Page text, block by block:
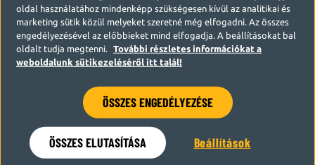
Hamarosan visszatérünk
oldal használatához mindenképp szükségesen kívül az analitikai és
marketing sütik közül melyeket szeretné még elfogadni. Az összes
engedélyezésével az előbbieket mind elfogadja. A beállításokat bal
oldalt tudja megtenni.
További részletes információkat a
weboldalunk sütikezeléséről itt talál!
ÖSSZES ENGEDÉLYEZÉSE
ÖSSZES ELUTASÍTÁSA Beállítások